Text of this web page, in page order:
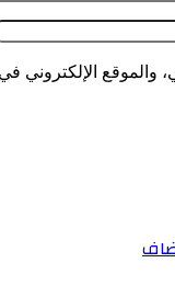
والموقع الإلكتروني